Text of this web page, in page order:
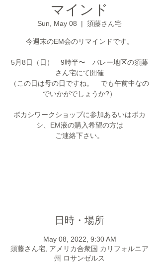
マインド
Sun, May 08
  |
須藤さん宅
今週末のEM会のリマインドです。
5月8日（日） 9時半〜 バレー地区の須藤
さん宅にて開催
（この日は母の日ですね。 でも午前中なの
でいかがでしょうか?）
ボカシワークショップに参加あるいはボカ
シ、EM液の購入希望の方は
ご連絡下さい。
日時・場所
May 08, 2022, 9:30 AM
須藤さん宅, アメリカ合衆国 カリフォルニア
州 ロサンゼルス